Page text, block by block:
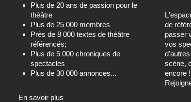
Plus de 20 ans de passion pour le
théâtre
Plus de 25 000 membres
Près de 8 000 textes de théâtre
référencés;
Plus de 5 000 chroniques de
spectacles
Plus de 30 000 annonces...
En savoir plus
de
passer
vos
scène,
encore !